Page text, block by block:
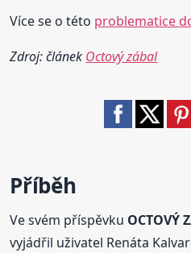
Více se o této problematice
Zdroj: článek Octový zábal
Příběh
Ve svém příspěvku OCTOVÝ
vyjádřil uživatel Renáta